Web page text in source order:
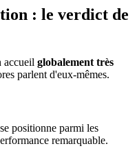
: le verdict de
accueil globalement très
parlent d'eux-mêmes.
positionne parmi les
remarquable.